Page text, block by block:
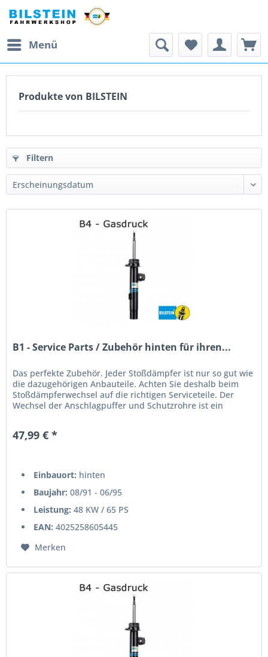
Menü
Produkte von BILSTEIN
Filtern
B1 - Service Parts / Zubehör hinten für ihren...
Das perfekte Zubehör. Jeder Stoßdämpfer ist nur so gut wie
die dazugehörigen Anbauteile. Achten Sie deshalb beim
Stoßdämpferwechsel auf die richtigen Serviceteile. Der
Wechsel der Anschlagpuffer und Schutzrohre ist ein
47,99 € *
Einbauort: hinten
Baujahr: 08/91 - 06/95
Leistung: 48 KW / 65 PS
EAN: 4025258605445
Merken